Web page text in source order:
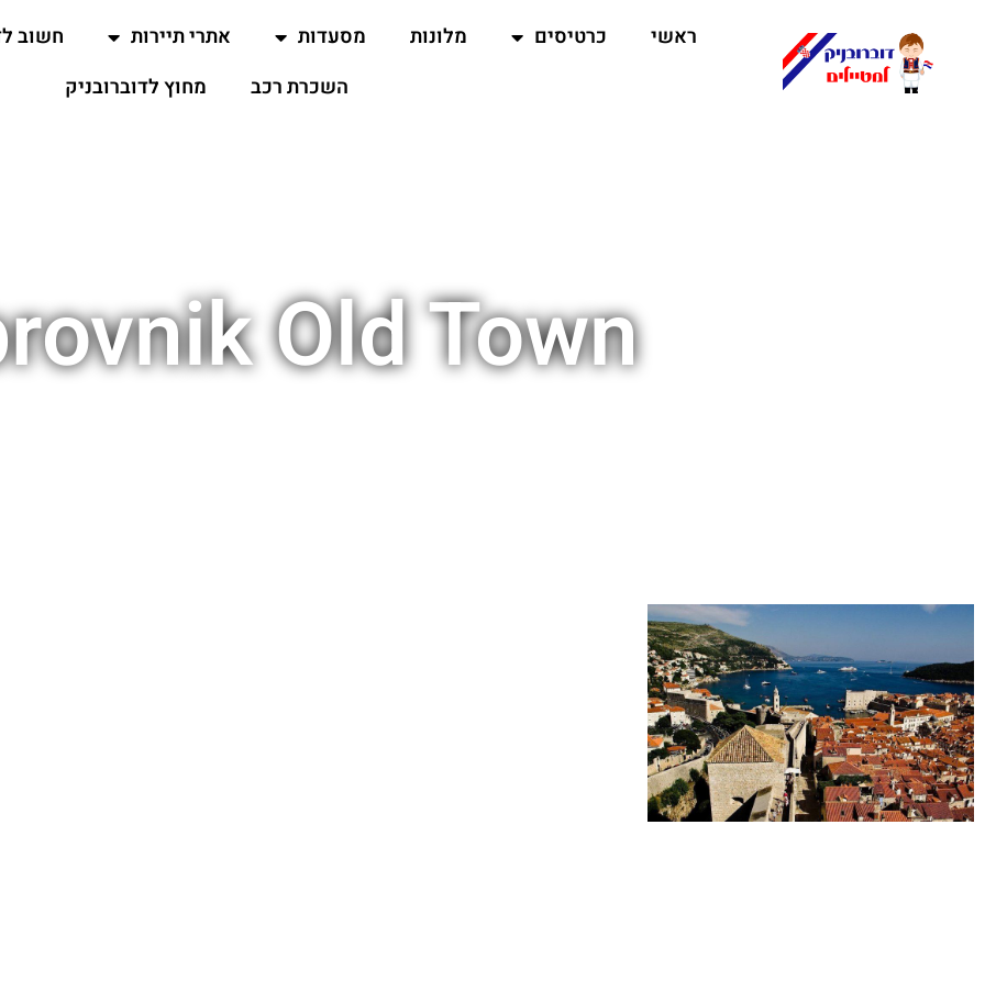
ראשי כרטיסים מלונות מסעדות אתרי תיירות חשוב
השכרת רכב
מחוץ לדוברובניק
Old Town